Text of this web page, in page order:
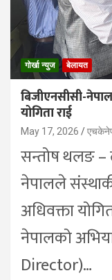
गोर्खा न्युज बेलायत
बिजीएनसीसी-
योगिता राई
May 17, 2026
सन्तोष थलङ
नेपालले
अधिवक्ता
नेपालको
Director)…